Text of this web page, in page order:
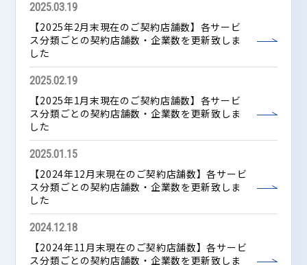
2025.03.19
【2025年2月末現在のご契約店舗数】各サービ
ス分類ごとの契約店舗数・企業数を更新致しま
した
2025.02.19
【2025年1月末現在のご契約店舗数】各サービ
ス分類ごとの契約店舗数・企業数を更新致しま
した
2025.01.15
【2024年12月末現在のご契約店舗数】各サービ
ス分類ごとの契約店舗数・企業数を更新致しま
した
2024.12.18
【2024年11月末現在のご契約店舗数】各サービ
ス分類ごとの契約店舗数・企業数を更新致しま